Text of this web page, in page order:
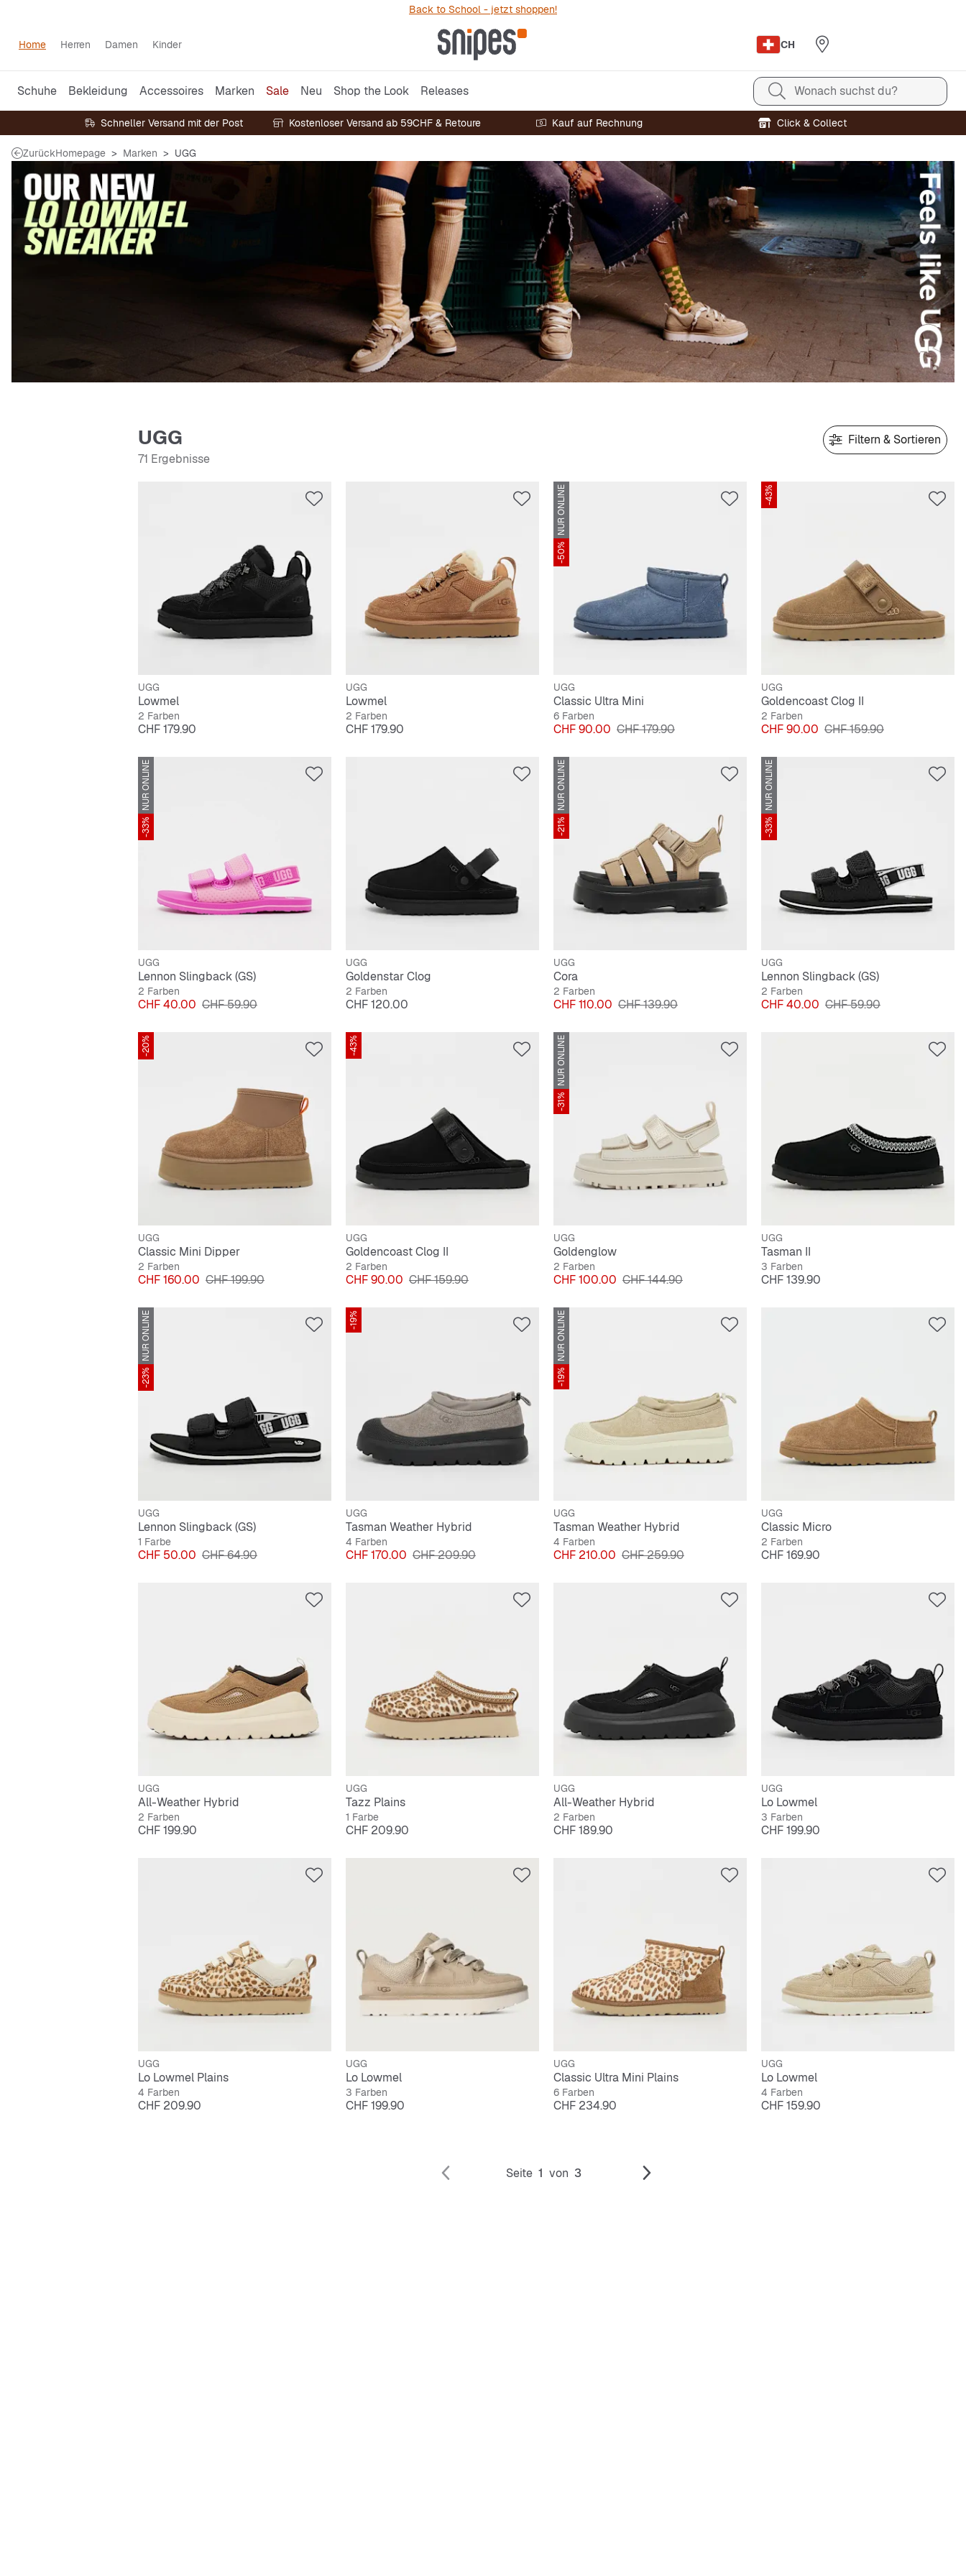
Back to School - jetzt shoppen!
Home Herren Damen Kinder CH
Schuhe Bekleidung Accessoires Marken Sale Neu Shop the Look Releases Wonach suchst du?
Schneller Versand mit der Post Kostenloser Versand ab 59CHF & Retoure Kauf auf Rechnung Click & Collect
ZurückHomepage Marken UGG
UGG
71 Ergebnisse
Filtern & Sortieren
UGG
Lowmel
2 Farben
Preis
CHF 179.90
UGG
Lowmel
2 Farben
Preis
CHF 179.90
NUR ONLINE
-50%
UGG
Classic Ultra Mini
6 Farben
Preis
CHF 90.00 Originalpreis
CHF 179.90
-43%
UGG
Goldencoast Clog II
2 Farben
Preis
CHF 90.00 Originalpreis
CHF 159.90
NUR ONLINE
-33%
UGG
Lennon Slingback (GS)
2 Farben
Preis
CHF 40.00 Originalpreis
CHF 59.90
UGG
Goldenstar Clog
2 Farben
Preis
CHF 120.00
NUR ONLINE
-21%
UGG
Cora
2 Farben
Preis
CHF 110.00 Originalpreis
CHF 139.90
NUR ONLINE
-33%
UGG
Lennon Slingback (GS)
2 Farben
Preis
CHF 40.00 Originalpreis
CHF 59.90
-20%
UGG
Classic Mini Dipper
2 Farben
Preis
CHF 160.00 Originalpreis
CHF 199.90
-43%
UGG
Goldencoast Clog II
2 Farben
Preis
CHF 90.00 Originalpreis
CHF 159.90
NUR ONLINE
-31%
UGG
Goldenglow
2 Farben
Preis
CHF 100.00 Originalpreis
CHF 144.90
UGG
Tasman II
3 Farben
Preis
CHF 139.90
NUR ONLINE
-23%
UGG
Lennon Slingback (GS)
1 Farbe
Preis
CHF 50.00 Originalpreis
CHF 64.90
-19%
UGG
Tasman Weather Hybrid
4 Farben
Preis
CHF 170.00 Originalpreis
CHF 209.90
NUR ONLINE
-19%
UGG
Tasman Weather Hybrid
4 Farben
Preis
CHF 210.00 Originalpreis
CHF 259.90
UGG
Classic Micro
2 Farben
Preis
CHF 169.90
UGG
All-Weather Hybrid
2 Farben
Preis
CHF 199.90
UGG
Tazz Plains
1 Farbe
Preis
CHF 209.90
UGG
All-Weather Hybrid
2 Farben
Preis
CHF 189.90
UGG
Lo Lowmel
3 Farben
Preis
CHF 199.90
UGG
Lo Lowmel Plains
4 Farben
Preis
CHF 209.90
UGG
Lo Lowmel
3 Farben
Preis
CHF 199.90
UGG
Classic Ultra Mini Plains
6 Farben
Preis
CHF 234.90
UGG
Lo Lowmel
4 Farben
Preis
CHF 159.90
Seite 1 von 3